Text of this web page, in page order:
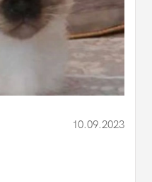
10.09.2023